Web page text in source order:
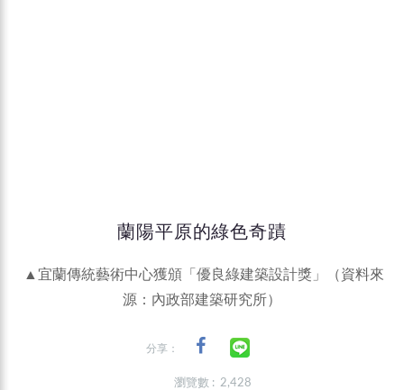
蘭陽平原的綠色奇蹟
▲宜蘭傳統藝術中心獲頒「優良綠建築設計獎」（資料來
源：內政部建築研究所）
分享：
瀏覽數 : 2,428